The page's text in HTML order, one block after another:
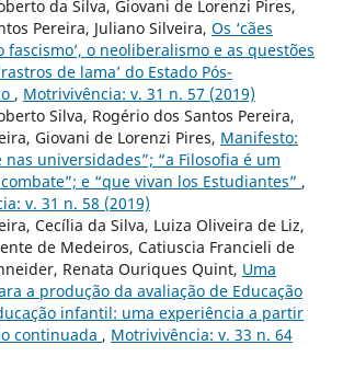
da Silva, Giovani de Lorenzi Pires,
Pereira, Juliano Silveira, Os ‘cães
fascismo’, o neoliberalismo e as questões
de lama’ do Estado Pós-
, Motrivivência: v. 31 n. 57 (2019)
Silva, Rogério dos Santos Pereira,
Giovani de Lorenzi Pires, Manifesto:
nas universidades”; “a Filosofia é um
e “que vivan los Estudiantes” ,
v. 31 n. 58 (2019)
Cecília da Silva, Luiza Oliveira de Liz,
de Medeiros, Catiuscia Francieli de
Renata Ouriques Quint, Uma
a produção da avaliação de Educação
infantil: uma experiência a partir
continuada , Motrivivência: v. 33 n. 64